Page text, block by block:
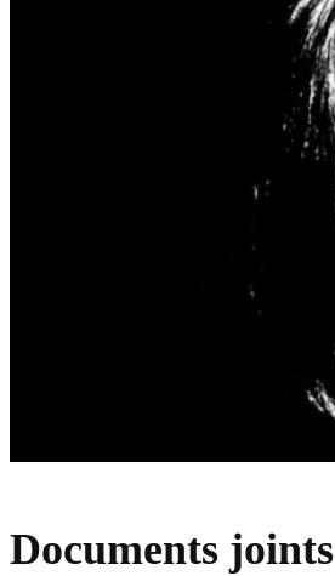
Documents joints